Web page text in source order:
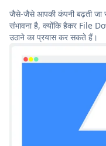
जैसे-जैसे आपकी कंपनी बढ़ती जा
संभावना है, क्योंकि हैकर File
उठाने का प्रयास कर सकते हैं।